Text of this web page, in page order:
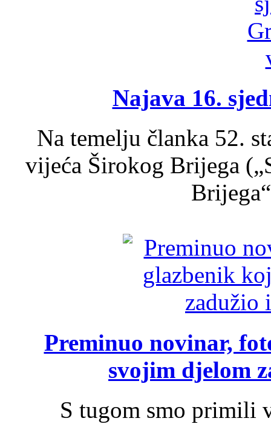
Najava 16.
Na temelju članka 52.
vijeća Širokog Brijega
Preminuo novinar,
svojim djelom
S tugom smo primili